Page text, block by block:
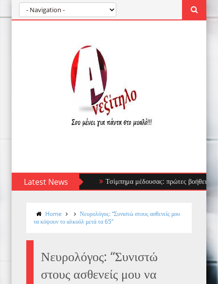
Latest News Τσίμπημα μέδουσας: πρώτες βοήθειες, τι να
Home
Νευρολόγος: “Συνιστώ στους ασθενείς μου
να κόψουν το αλκοόλ μετά τα 65”
Νευρολόγος: “Συνιστώ
στους ασθενείς μου να